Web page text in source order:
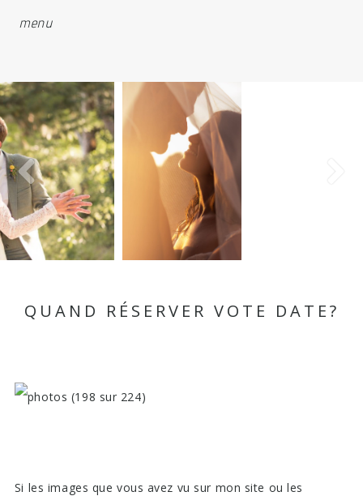
menu
QUAND RÉSERVER VOTE DATE?
Si les images que vous avez vu sur mon site ou les